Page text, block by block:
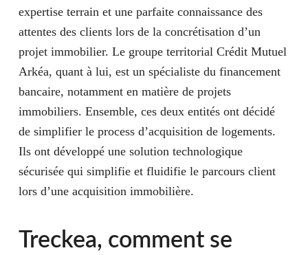
expertise terrain et une parfaite connaissance des
attentes des clients lors de la concrétisation d’un
projet immobilier. Le groupe territorial Crédit Mutuel
Arkéa, quant à lui, est un spécialiste du financement
bancaire, notamment en matière de projets
immobiliers. Ensemble, ces deux entités ont décidé
de simplifier le process d’acquisition de logements.
Ils ont développé une solution technologique
sécurisée qui simplifie et fluidifie le parcours client
lors d’une acquisition immobilière.
Treckea, comment se